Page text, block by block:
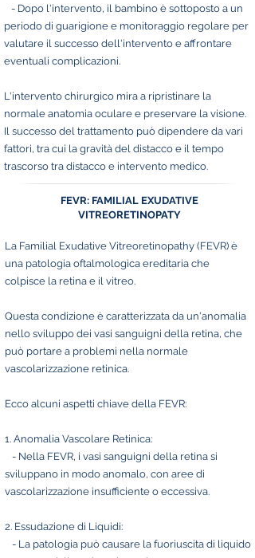
- Dopo l'intervento, il bambino è sottoposto a un
periodo di guarigione e monitoraggio regolare per
valutare il successo dell'intervento e affrontare
eventuali complicazioni.
L'intervento chirurgico mira a ripristinare la
normale anatomia oculare e preservare la visione.
Il successo del trattamento può dipendere da vari
fattori, tra cui la gravità del distacco e il tempo
trascorso tra distacco e intervento medico.
FEVR: FAMILIAL EXUDATIVE
VITREORETINOPATY
La Familial Exudative Vitreoretinopathy (FEVR) è
una patologia oftalmologica ereditaria che
colpisce la retina e il vitreo.
Questa condizione è caratterizzata da un'anomalia
nello sviluppo dei vasi sanguigni della retina, che
può portare a problemi nella normale
vascolarizzazione retinica.
Ecco alcuni aspetti chiave della FEVR:
1. Anomalia Vascolare Retinica:
- Nella FEVR, i vasi sanguigni della retina si
sviluppano in modo anomalo, con aree di
vascolarizzazione insufficiente o eccessiva.
2. Essudazione di Liquidi:
- La patologia può causare la fuoriuscita di liquido